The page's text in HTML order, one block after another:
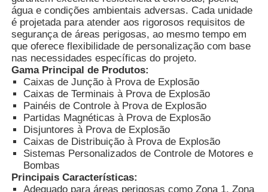
Fábrica
Controle de Qualidade
Fale Conosco
Pedir um orçamento
Iluminação à prova de explosões
água e condições ambientais adversas. Cada unidade
é projetada para atender aos rigorosos requisitos de
segurança de áreas perigosas, ao mesmo tempo em
que oferece flexibilidade de personalização com base
nas necessidades específicas do projeto.
Gama Principal de Produtos:
Caixas de Junção à Prova de Explosão
Caixas de Terminais à Prova de Explosão
Painéis de Controle à Prova de Explosão
Partidas Magnéticas à Prova de Explosão
Disjuntores à Prova de Explosão
Caixas de Distribuição à Prova de Explosão
Sistemas Personalizados de Controle de Motores e
Bombas
Principais Características:
Adequado para áreas perigosas como Zona 1, Zona